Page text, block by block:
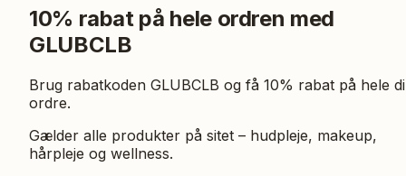
10% rabat på hele ordren med
GLUBCLB
Brug rabatkoden GLUBCLB og få 10% rabat på hele
ordre.
Gælder alle produkter på sitet – hudpleje, makeup,
hårpleje og wellness.